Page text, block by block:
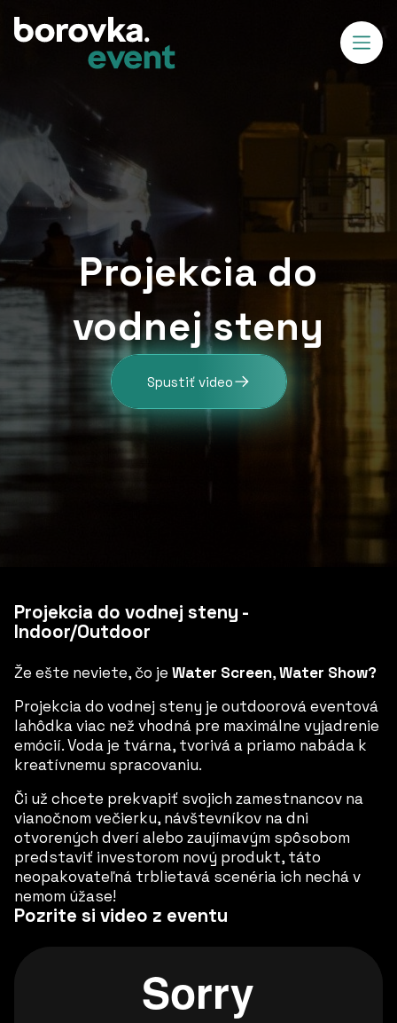
Projekcia do
vodnej steny
Spustiť video
Projekcia do vodnej steny -
Indoor/Outdoor
Že ešte neviete, čo je Water Screen,Water Show?
Projekcia do vodnej steny je outdoorová eventová
lahôdka viac než vhodná pre maximálne vyjadrenie
emócií. Voda je tvárna, tvorivá a priamo nabáda k
kreatívnemu spracovaniu.
Či už chcete prekvapiť svojich zamestnancov na
vianočnom večierku, návštevníkov na dni
otvorených dverí alebo zaujímavým spôsobom
predstaviť investorom nový produkt, táto
neopakovateľná trblietavá scenéria ich nechá v
nemom úžase!
Pozrite si video z eventu